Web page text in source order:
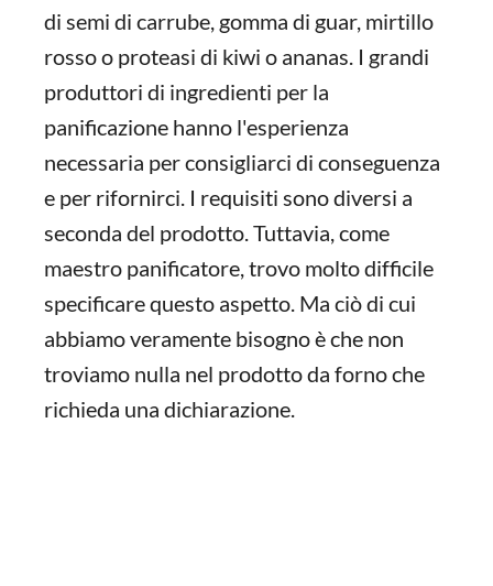
di semi di carrube, gomma di guar, mirtillo
rosso o proteasi di kiwi o ananas. I grandi
produttori di ingredienti per la
panificazione hanno l'esperienza
necessaria per consigliarci di conseguenza
e per rifornirci. I requisiti sono diversi a
seconda del prodotto. Tuttavia, come
maestro panificatore, trovo molto difficile
specificare questo aspetto. Ma ciò di cui
abbiamo veramente bisogno è che non
troviamo nulla nel prodotto da forno che
richieda una dichiarazione.